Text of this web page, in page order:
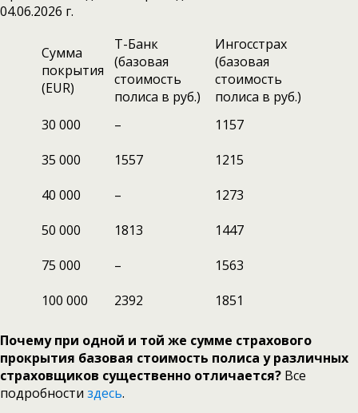
04.06.2026 г.
Сумма
покрытия
(EUR)
Т-Банк
(базовая
стоимость
полиса в руб.)
Ингосстрах
(базовая
стоимость
полиса в руб.)
30 000
–
1157
35 000
1557
1215
40 000
–
1273
50 000
1813
1447
75 000
–
1563
100 000
2392 1851
Почему при одной и той же сумме страхового
прокрытия базовая стоимость полиса у различных
страховщиков существенно отличается? Все
подробности здесь.